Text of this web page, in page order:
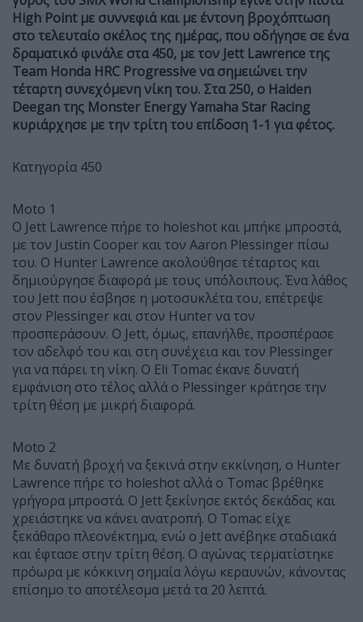
High Point με συννεφιά και με έντονη βροχόπτωση
στο τελευταίο σκέλος της ημέρας, που οδήγησε σε ένα
δραματικό φινάλε στα 450, με τον Jett Lawrence της
Team Honda HRC Progressive να σημειώνει την
τέταρτη συνεχόμενη νίκη του. Στα 250, ο Haiden
Deegan της Monster Energy Yamaha Star Racing
κυριάρχησε με την τρίτη του επίδοση 1-1 για φέτος.
Κατηγορία 450
Moto 1
Ο Jett Lawrence πήρε το holeshot και μπήκε μπροστά,
με τον Justin Cooper και τον Aaron Plessinger πίσω
του. Ο Hunter Lawrence ακολούθησε τέταρτος και
δημιούργησε διαφορά με τους υπόλοιπους. Ένα λάθος
του Jett που έσβησε η μοτοσυκλέτα του, επέτρεψε
στον Plessinger και στον Hunter να τον
προσπεράσουν. Ο Jett, όμως, επανήλθε, προσπέρασε
τον αδελφό του και στη συνέχεια και τον Plessinger
για να πάρει τη νίκη. Ο Eli Tomac έκανε δυνατή
εμφάνιση στο τέλος αλλά ο Plessinger κράτησε την
τρίτη θέση με μικρή διαφορά.
Moto 2
Με δυνατή βροχή να ξεκινά στην εκκίνηση, ο Hunter
Lawrence πήρε το holeshot αλλά ο Tomac βρέθηκε
γρήγορα μπροστά. Ο Jett ξεκίνησε εκτός δεκάδας και
χρειάστηκε να κάνει ανατροπή. Ο Tomac είχε
ξεκάθαρο πλεονέκτημα, ενώ ο Jett ανέβηκε σταδιακά
και έφτασε στην τρίτη θέση. Ο αγώνας τερματίστηκε
πρόωρα με κόκκινη σημαία λόγω κεραυνών, κάνοντας
επίσημο το αποτέλεσμα μετά τα 20 λεπτά.